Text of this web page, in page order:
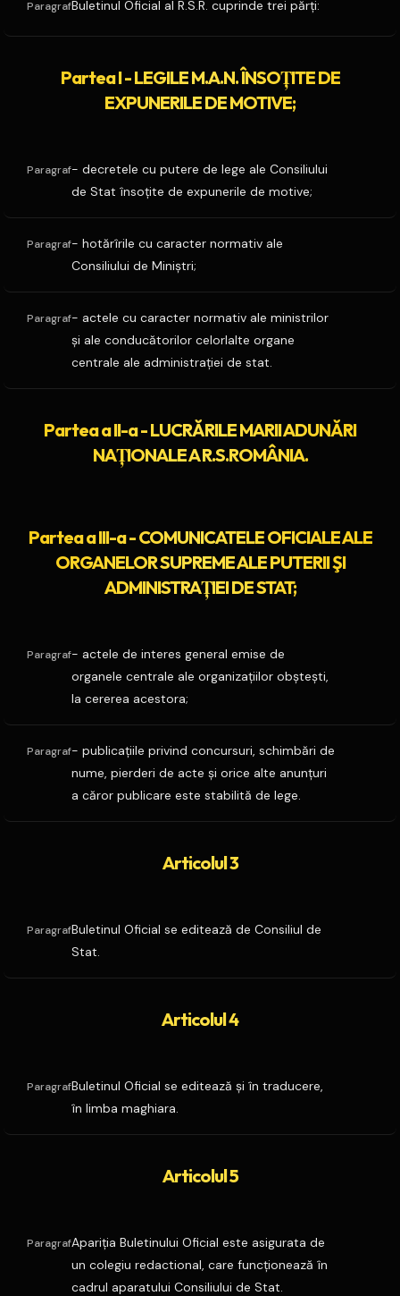
ParagrafBuletinul Oficial al R.S.R. cuprinde trei părţi:
Partea I - LEGILE M.A.N. ÎNSOŢITE DE
EXPUNERILE DE MOTIVE;
Paragraf- decretele cu putere de lege ale Consiliului
de Stat însoţite de expunerile de motive;
Paragraf- hotărîrile cu caracter normativ ale
Consiliului de Miniştri;
Paragraf- actele cu caracter normativ ale ministrilor
şi ale conducătorilor celorlalte organe
centrale ale administraţiei de stat.
Partea a II-a - LUCRĂRILE MARII ADUNĂRI
NAŢIONALE A R.S.ROMÂNIA.
Partea a III-a - COMUNICATELE OFICIALE ALE
ORGANELOR SUPREME ALE PUTERII ŞI
ADMINISTRAŢIEI DE STAT;
Paragraf- actele de interes general emise de
organele centrale ale organizaţiilor obşteşti,
la cererea acestora;
Paragraf- publicaţiile privind concursuri, schimbări de
nume, pierderi de acte şi orice alte anunţuri
a căror publicare este stabilită de lege.
Articolul 3
ParagrafBuletinul Oficial se editează de Consiliul de
Stat.
Articolul 4
ParagrafBuletinul Oficial se editează şi în traducere,
în limba maghiara.
Articolul 5
ParagrafApariţia Buletinului Oficial este asigurata de
un colegiu redactional, care funcţionează în
cadrul aparatului Consiliului de Stat.